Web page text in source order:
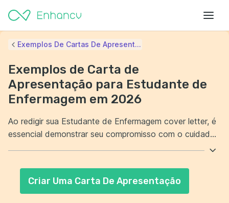
Exemplos De Cartas De Apresent...
Exemplos de Carta de
Apresentação para Estudante de
Enfermagem em 2026
Ao redigir sua Estudante de Enfermagem cover letter, é
essencial demonstrar seu compromisso com o cuidado
e bem-estar dos pacientes. Destaque sua capacidade
com situações desafiadoras. Além disso, enfatize suas
habilidades práticas adquiridas durante estágios e
Criar Uma Carta De Apresentação